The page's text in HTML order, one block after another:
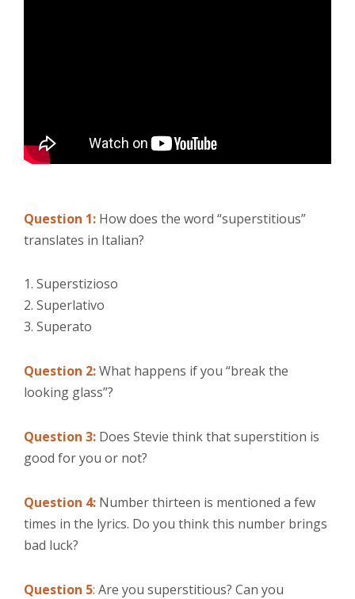
Question 1: How does the word “superstitious”
translates in Italian?
1. Superstizioso
2. Superlativo
3. Superato
Question 2:What happens if you “break the
looking glass”?
Question 3: Does Stevie think that superstition is
good for you or not?
Question 4: Number thirteen is mentioned a few
times in the lyrics. Do you think this number brings
bad luck?
Question 5: Are you superstitious? Can you